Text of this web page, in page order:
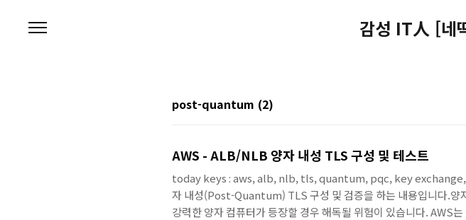
감성 IT人 [네
post-quantum (2)
AWS - ALB/NLB 양자 내성 TLS 구성 및 테스트
today keys : aws, alb, nlb, tls, quantum, pqc, key exchange,
자 내성(Post-Quantum) TLS 구성 및 검증을 하는 내용입니다.양
강력한 양자 컴퓨터가 등장할 경우 해독될 위험이 있습니다. AWS